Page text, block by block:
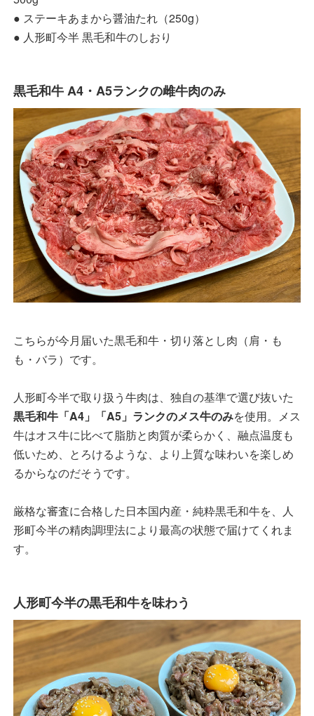
● ステーキあまから醤油たれ（250g）
● 人形町今半 黒毛和牛のしおり
黒毛和牛 A4・A5ランクの雌牛肉のみ
こちらが今月届いた黒毛和牛・切り落とし肉（肩・も
も・バラ）です。
人形町今半で取り扱う牛肉は、独自の基準で選び抜いた
黒毛和牛「A4」「A5」ランクのメス牛のみを使用。メス
牛はオス牛に比べて脂肪と肉質が柔らかく、融点温度も
低いため、とろけるような、より上質な味わいを楽しめ
るからなのだそうです。
厳格な審査に合格した日本国内産・純粋黒毛和牛を、人
形町今半の精肉調理法により最高の状態で届けてくれま
す。
人形町今半の黒毛和牛を味わう